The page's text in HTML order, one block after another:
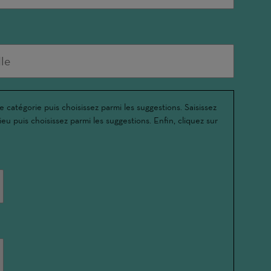
catégorie puis choisissez parmi les suggestions. Saisissez
puis choisissez parmi les suggestions. Enfin, cliquez sur